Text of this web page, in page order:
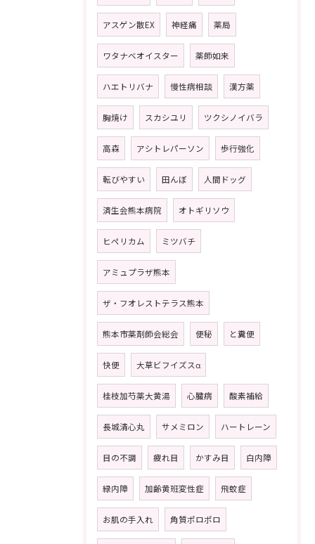
アスゲン散EX 神経痛 薬局
ワタナベオイスター 薬師如来
ハエトリバナ 慢性病相談 漢方薬
胸焼け スカシユリ ツクシノイバラ
高森 アシトレパーソン 歩行強化
転びやすい 田んぼ 人間ドッグ
済生会熊本病院 オトギリソウ
ヒペリカム ミツバチ
アミュプラザ熊本
ザ・フオレストテラス熊本
熊本市薬剤師会総会 便秘 と糞便
快便 大草ビフイズスα
桂枝加芍薬大黄湯 心臓病 酸素補給
長城清心丸 サメミロン ハートレーン
目の不調 疲れ目 かすみ目 白内障
緑内障 加齢黄班変性症 飛蚊症
お肌の手入れ 角質ポロポロ